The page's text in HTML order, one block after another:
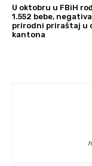
U oktobru u FBiH
1.552 bebe,
prirodni priraštaj u
kantona